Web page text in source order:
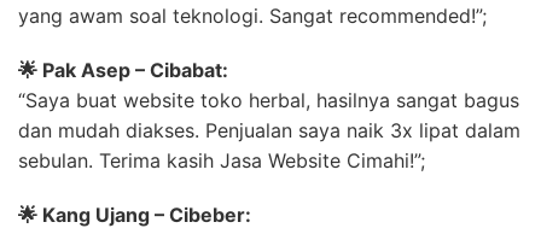
yang awam soal teknologi. Sangat recommended!”;
🌟 Pak Asep – Cibabat:
“Saya buat website toko herbal, hasilnya sangat bagus
dan mudah diakses. Penjualan saya naik 3x lipat dalam
sebulan. Terima kasih Jasa Website Cimahi!”;
🌟 Kang Ujang – Cibeber: